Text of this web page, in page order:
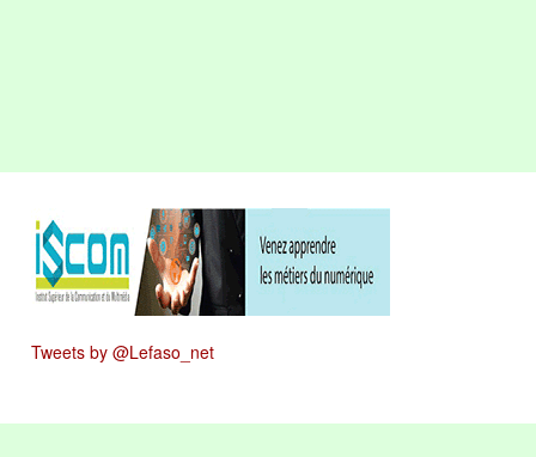
Tweets by @Lefaso_net